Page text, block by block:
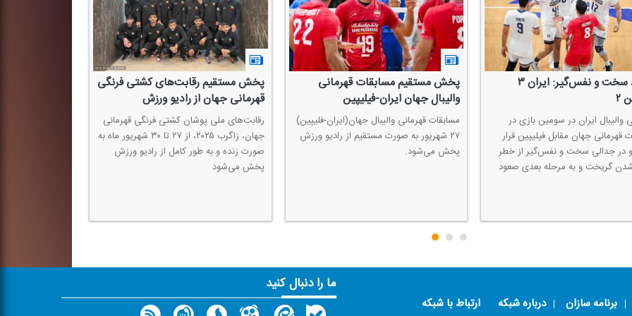
صعود سخت و نفس‌گیر: ایران ۳
۲
والیبال ایران در سومین بازی در
قهرمانی جهان مقابل فیلیپین قرار
در جدالی سخت و نفس‌گیر از خطر
گریخت و به مرحله بعدی صعود
پخش مستقیم مسابقات قهرمانی
والیبال جهان ایران-فیلیپین
مسابقات قهرمانی والیبال جهان(ایران-فلیپین)
۲۷ شهریور به صورت مستقیم از رادیو ورزش
پخش می‌شود.
پخش مستقیم رقابت‌های كشتی فرنگی
قهرمانی جهان از رادیو ورزش
رقابت‌های ملی پوشان كشتی فرنگی قهرمانی
جهان، زاگرب ۲۰۲۵، از ۲۷ تا ۳۰ شهریور ماه به
صورت زنده و به طور كامل از رادیو ورزش
پخش می‌شود
برنامه سازان درباره شبکه ارتباط با شبکه
ما را دنبال کنید